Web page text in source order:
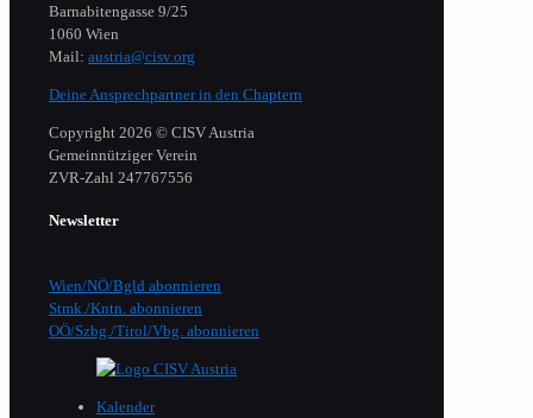
Barnabitengasse 9/25
1060 Wien
Mail: austria@cisv.org
Deine Ansprechpartner in den Chaptern
Copyright 2026 © CISV Austria
Gemeinnütziger Verein
​ZVR-Zahl 247767556
Newsletter
Wien/NÖ/Bgld abonnieren
Stmk./Kntn. abonnieren
OÖ/Szbg./Tirol/Vbg. abonnieren
Kalender